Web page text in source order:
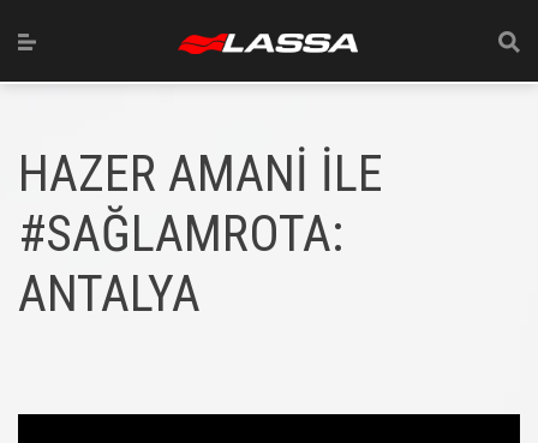
HAZER AMANİ İLE
#SAĞLAMROTA:
ANTALYA